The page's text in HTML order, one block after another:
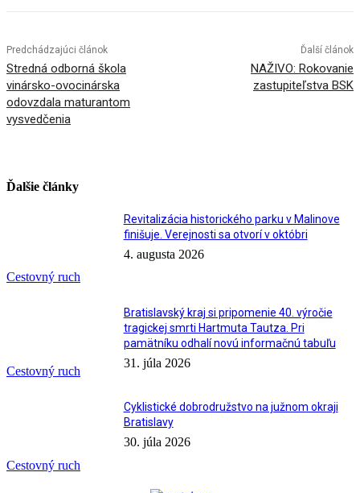
Predchádzajúci článok
Stredná odborná škola
vinársko-ovocinárska
odovzdala maturantom
vysvedčenia
Ďalší článok
NAŽIVO: Rokovanie
zastupiteľstva BSK
Ďalšie články
Cestovný ruch
Revitalizácia historického parku v Malinove
finišuje. Verejnosti sa otvorí v októbri
4. augusta 2026
Cestovný ruch
Bratislavský kraj si pripomenie 40. výročie
tragickej smrti Hartmuta Tautza. Pri
pamätníku odhalí novú informačnú tabuľu
31. júla 2026
Cestovný ruch
Cyklistické dobrodružstvo na južnom okraji
Bratislavy
30. júla 2026